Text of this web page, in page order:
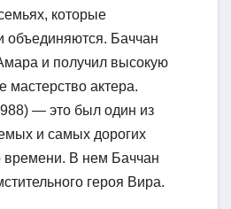
которые
объединяются. Баччан
и получил высокую
мастерство актера.
— это был один из
и самых дорогих
времени. В нем Баччан
героя Вира.